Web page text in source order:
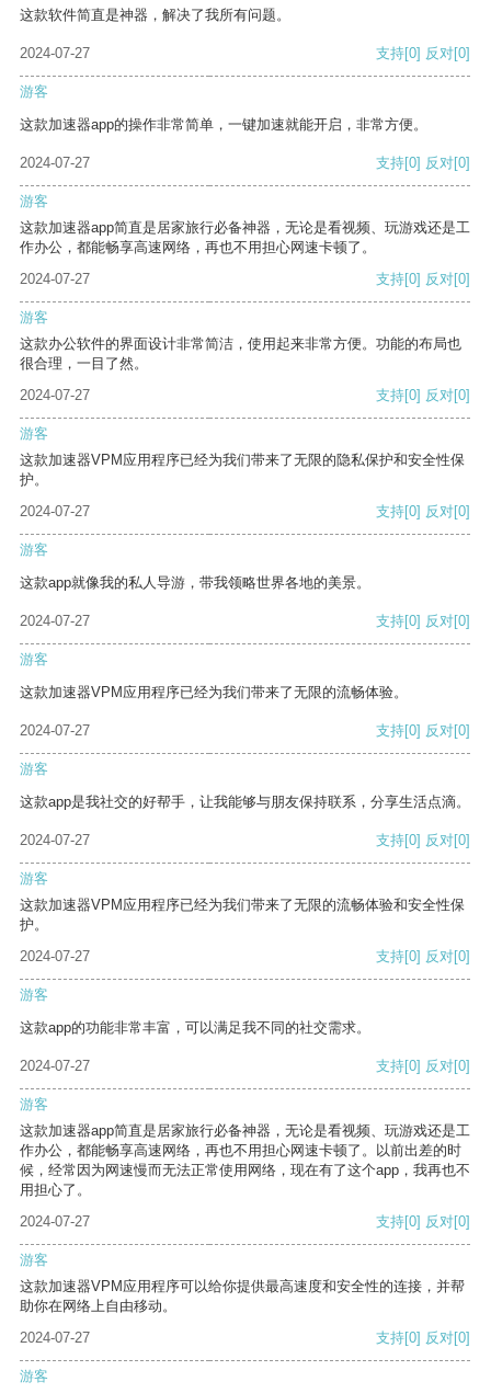
这款软件简直是神器，解决了我所有问题。
2024-07-27 支持[0] 反对[0]
游客
这款加速器app的操作非常简单，一键加速就能开启，非常方便。
2024-07-27 支持[0] 反对[0]
游客
这款加速器app简直是居家旅行必备神器，无论是看视频、玩游戏还是工
作办公，都能畅享高速网络，再也不用担心网速卡顿了。
2024-07-27
支持[0] 反对[0]
游客
这款办公软件的界面设计非常简洁，使用起来非常方便。功能的布局也
很合理，一目了然。
2024-07-27
支持[0] 反对[0]
游客
这款加速器VPM应用程序已经为我们带来了无限的隐私保护和安全性保
护。
2024-07-27
支持[0] 反对[0]
游客
这款app就像我的私人导游，带我领略世界各地的美景。
2024-07-27 支持[0] 反对[0]
游客
这款加速器VPM应用程序已经为我们带来了无限的流畅体验。
2024-07-27 支持[0] 反对[0]
游客
这款app是我社交的好帮手，让我能够与朋友保持联系，分享生活点滴。
2024-07-27 支持[0] 反对[0]
游客
这款加速器VPM应用程序已经为我们带来了无限的流畅体验和安全性保
护。
2024-07-27
支持[0] 反对[0]
游客
这款app的功能非常丰富，可以满足我不同的社交需求。
2024-07-27 支持[0] 反对[0]
游客
这款加速器app简直是居家旅行必备神器，无论是看视频、玩游戏还是工
作办公，都能畅享高速网络，再也不用担心网速卡顿了。以前出差的时
候，经常因为网速慢而无法正常使用网络，现在有了这个app，我再也不
用担心了。
2024-07-27
支持[0] 反对[0]
游客
这款加速器VPM应用程序可以给你提供最高速度和安全性的连接，并帮
助你在网络上自由移动。
2024-07-27
支持[0] 反对[0]
游客